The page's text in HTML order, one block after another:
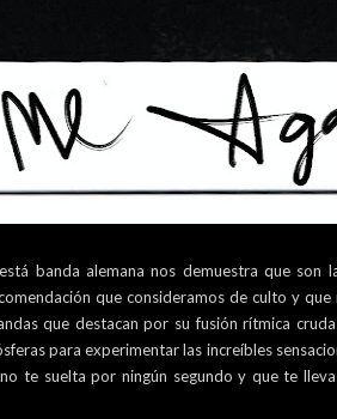
banda alemana nos demuestra que son
que consideramos de culto y
que destacan por su fusión rítmica
para experimentar las increíbles
te suelta por ningún segundo y que te